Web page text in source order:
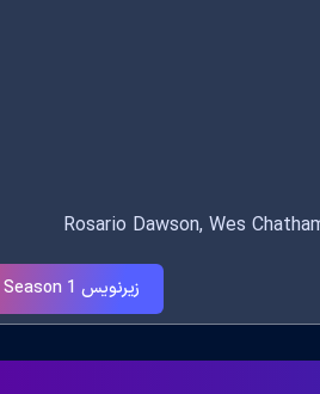
زیرنویس Ahsoka - Season 1